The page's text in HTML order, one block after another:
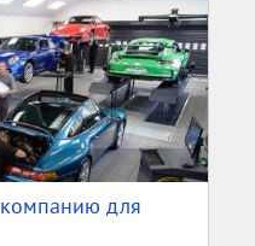
для